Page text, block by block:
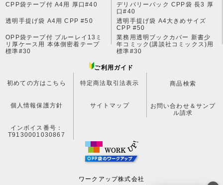
CPP袋テープ付 A4用 厚口#40
デリバリーパック CPP袋 長3 厚
口#40
透明手提げ袋 A4用 CPP #50
透明手提げ袋 A4大きめサイズ
CPP #50
OPP袋テープ付 ブルーレイ13ミ
リ厚ケース用 本体側密着テープ
標準#30
業務用透明ブックカバー 新書少
年コミック(講談社コミックス)用
標準#30
ご利用ガイド
初めての方はこちら 特定商法取引法表示 商品検索
個人情報保護方針 サイトマップ
お問い合わせ＆サンプ
ル請求
インボイス番号：
T9130001030867
ワークアップ株式会社